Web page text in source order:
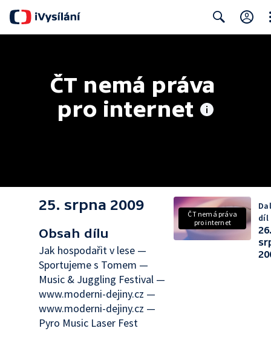
ČT nemá práva
pro internet
25. srpna 2009
Obsah dílu
Jak hospodařit v lese —
Sportujeme s Tomem —
Music & Juggling Festival —
www.moderni-dejiny.cz —
www.moderni-dejiny.cz —
Pyro Music Laser Fest
ČT nemá práva
pro internet
díl